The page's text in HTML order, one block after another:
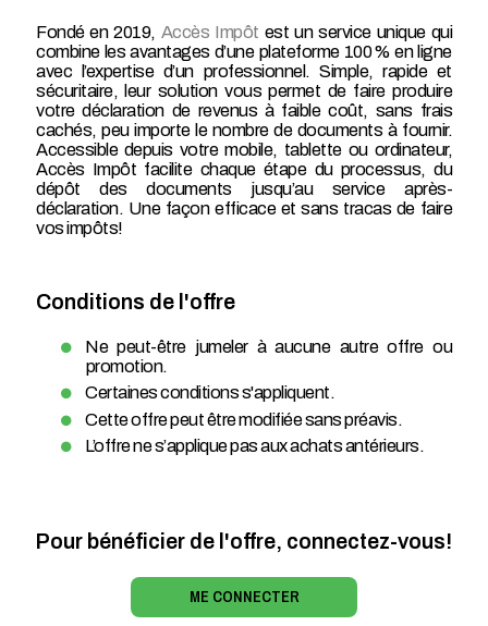
Fondé en 2019, Accès Impôt est un service unique qui
combine les avantages d’une plateforme 100 % en ligne
avec l’expertise d’un professionnel. Simple, rapide et
sécuritaire, leur solution vous permet de faire produire
votre déclaration de revenus à faible coût, sans frais
cachés, peu importe le nombre de documents à fournir.
Accessible depuis votre mobile, tablette ou ordinateur,
Accès Impôt facilite chaque étape du processus, du
dépôt des documents jusqu’au service après-
déclaration. Une façon efficace et sans tracas de faire
vos impôts!
Conditions de l'offre
Ne peut-être jumeler à aucune autre offre ou
promotion.
Certaines conditions s'appliquent.
Cette offre peut être modifiée sans préavis.
L’offre ne s’applique pas aux achats antérieurs.
Pour bénéficier de l'offre, connectez-vous!
ME CONNECTER